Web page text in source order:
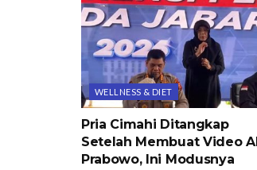
WELLNESS & DIET
Pria Cimahi Ditangkap
Setelah Membuat Video AI
Prabowo, Ini Modusnya